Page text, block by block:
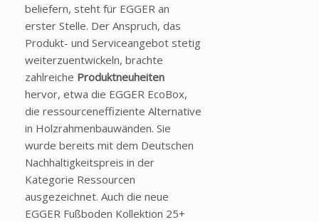
beliefern, steht für EGGER an
erster Stelle. Der Anspruch, das
Produkt- und Serviceangebot stetig
weiterzuentwickeln, brachte
zahlreiche Produktneuheiten
hervor, etwa die EGGER EcoBox,
die ressourceneffiziente Alternative
in Holzrahmenbauwänden. Sie
wurde bereits mit dem Deutschen
Nachhaltigkeitspreis in der
Kategorie Ressourcen
ausgezeichnet. Auch die neue
EGGER Fußboden Kollektion 25+